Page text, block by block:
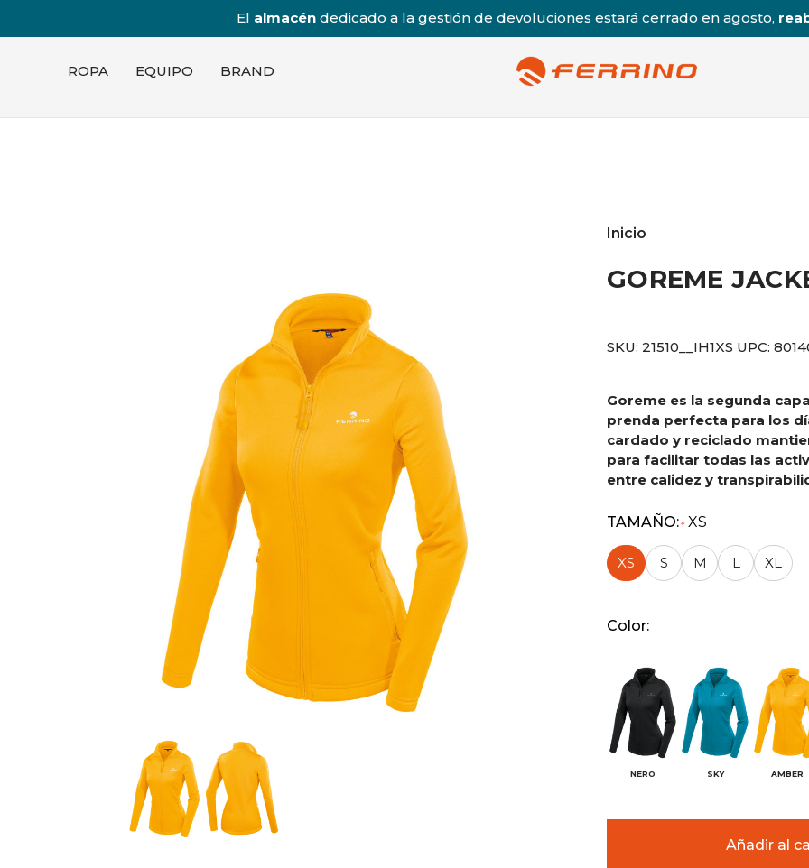
El almacéndedicado a la gestión de devoluciones estará cerrado en agosto,
ROPA EQUIPO BRAND
Inicio
GOREME
SKU: 21510__IH1XS UPC:
Goreme es la segunda
prenda perfecta para los
cardado y reciclado
para facilitar todas las
entre calidez y
TAMAÑO:* XS
XS S M L XL
Color:
NERO SKY AMBER